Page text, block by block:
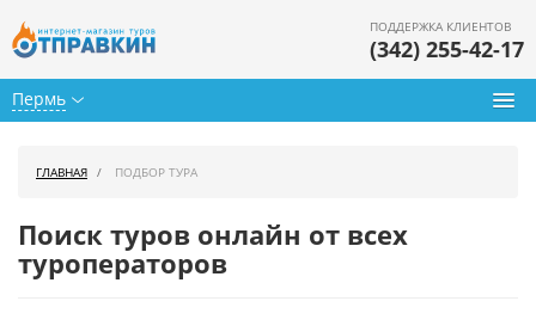
Пермь
ПОДДЕРЖКА КЛИЕНТОВ
(342) 255-42-17
Горящие туры
ГЛАВНАЯ ПОДБОР ТУРА
Поиск туров онлайн от всех
туроператоров